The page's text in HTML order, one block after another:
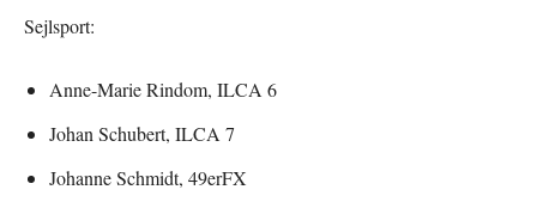
Sejlsport:
Anne-Marie Rindom, ILCA 6
Johan Schubert, ILCA 7
Johanne Schmidt, 49erFX